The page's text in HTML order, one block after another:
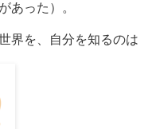
あった）。
界を、自分を知るのは